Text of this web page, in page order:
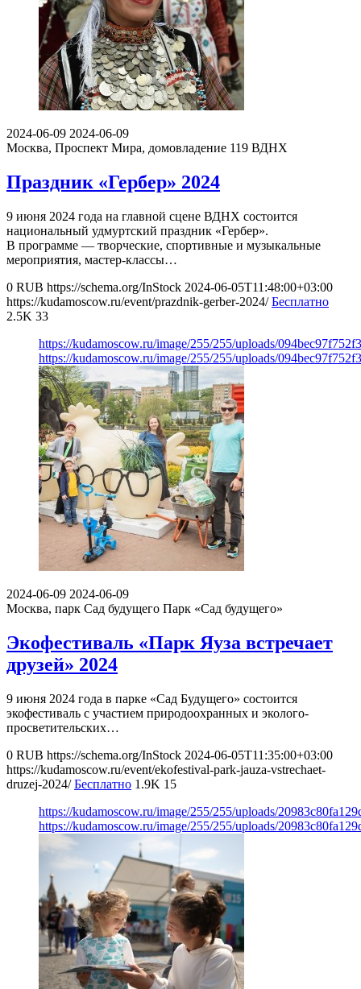
2024-06-09 2024-06-09
Москва, Проспект Мира, домовладение 119 ВДНХ
Праздник «Гербер» 2024
9 июня 2024 года на главной сцене ВДНХ состоится
национальный удмуртский праздник «Гербер».
В программе — творческие, спортивные и музыкальные
мероприятия, мастер-классы…
0 RUB https://schema.org/InStock 2024-06-05T11:48:00+03:00
https://kudamoscow.ru/event/prazdnik-gerber-2024/ Бесплатно
2.5K 33
https://kudamoscow.ru/image/255/255/uploads/
https://kudamoscow.ru/image/255/255/uploads/
2024-06-09 2024-06-09
Москва, парк Сад будущего Парк «Сад будущего»
Экофестиваль «Парк Яуза встречает
друзей» 2024
9 июня 2024 года в парке «Сад Будущего» состоится
экофестиваль с участием природоохранных и эколого-
просветительских…
0 RUB https://schema.org/InStock 2024-06-05T11:35:00+03:00
https://kudamoscow.ru/event/ekofestival-park-jauza-vstrechaet-
druzej-2024/ Бесплатно 1.9K 15
https://kudamoscow.ru/image/255/255/uploads/
https://kudamoscow.ru/image/255/255/uploads/